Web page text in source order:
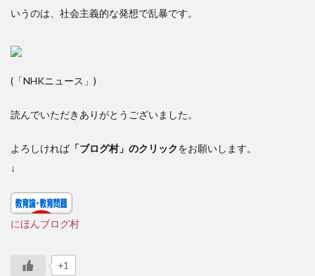
いうのは、社会主義的な発想で乱暴です。
(「NHKニュース」)
読んでいただきありがとうございました。
よろしければ 「ブログ村」のクリックをお願いします。
↓
にほんブログ村
+1